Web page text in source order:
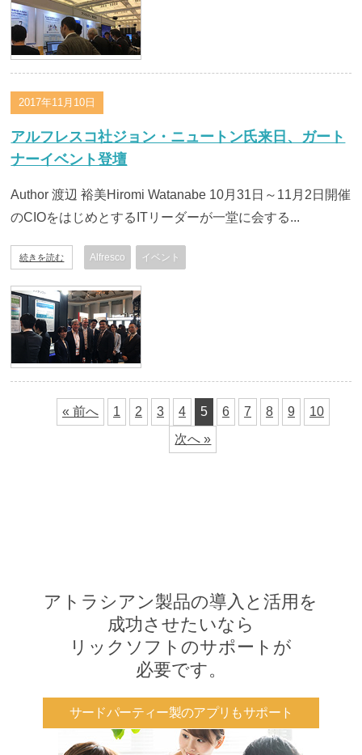
2017年11月10日
アルフレスコ社ジョン・ニュートン氏来日、ガート
ナーイベント登壇
Author 渡辺 裕美Hiromi Watanabe 10月31日～11月2日開催
のCIOをはじめとするITリーダーが一堂に会する...
続きを読む Alfresco イベント
« 前へ 1 2 3 4 5 6 7 8 9
10
次へ »
アトラシアン製品の導入と活用を
成功させたいなら
リックソフトのサポートが
必要です。
サードパーティー製のアプリもサポート